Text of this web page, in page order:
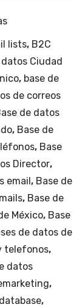
lists, B2C
Ciudad
, base de
de correos
de datos
, Base de
, Base
Director,
email, Base de
, Base de
México, Base
de datos de
telefonos,
datos
,
,